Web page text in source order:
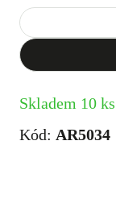
Skladem 10 ks
Kód: AR5034